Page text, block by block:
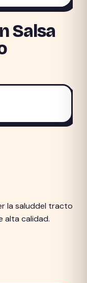
Salsa
la saluddel tracto
alta calidad.